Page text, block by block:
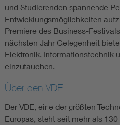
und Studierenden spannende
Entwicklungsmöglichkeiten
Premiere des Business-
nächsten Jahr Gelegenheit
Elektronik, Informationstechnik
einzutauchen.
Über den VDE
Der VDE, eine der größten
Europas, steht seit mehr als